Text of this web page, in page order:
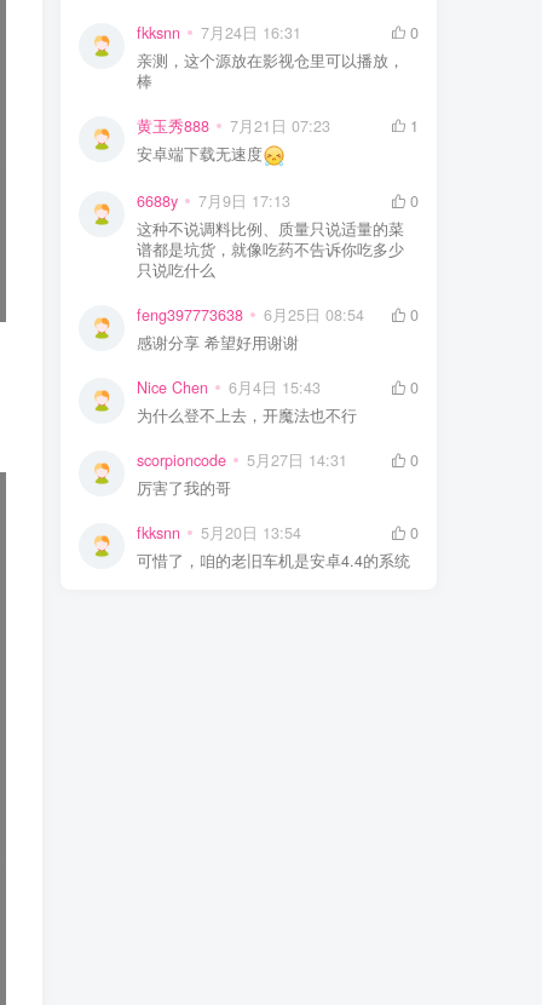
fkksnn 7月24日 16:31
0
亲测，这个源放在影视仓里可以播放，
棒
黄玉秀888 7月21日 07:23
1
安卓端下载无速度
6688y 7月9日 17:13
0
这种不说调料比例、质量只说适量的菜
谱都是坑货，就像吃药不告诉你吃多少
只说吃什么
feng397773638 6月25日 08:54
0
感谢分享 希望好用谢谢
Nice Chen 6月4日 15:43
0
为什么登不上去，开魔法也不行
scorpioncode 5月27日 14:31
0
厉害了我的哥
fkksnn 5月20日 13:54
0
可惜了，咱的老旧车机是安卓4.4的系统